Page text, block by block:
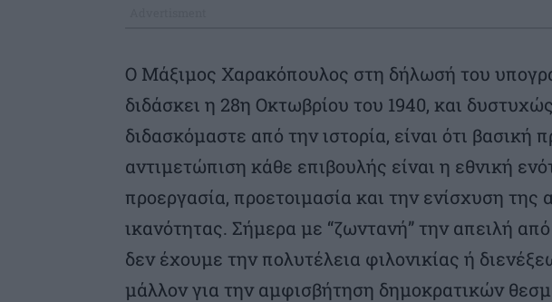
Ο Μάξιμος Χαρακόπουλος στη δήλωσή του
διδάσκει η 28η Οκτωβρίου του 1940, και
διδασκόμαστε από την ιστορία, είναι ότι βασική
αντιμετώπιση κάθε επιβουλής είναι η εθνική
προεργασία, προετοιμασία και την ενίσχυση της
ικανότητας. Σήμερα με “ζωντανή” την απειλή
δεν έχουμε την πολυτέλεια φιλονικίας ή
μάλλον για την αμφισβήτηση δημοκρατικών